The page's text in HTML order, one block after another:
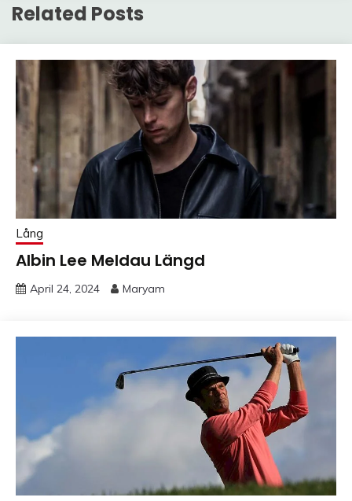
Related Posts
Lång
Albin Lee Meldau Längd
April 24, 2024 Maryam